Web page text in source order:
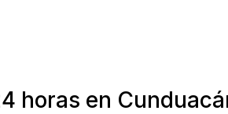
horas en